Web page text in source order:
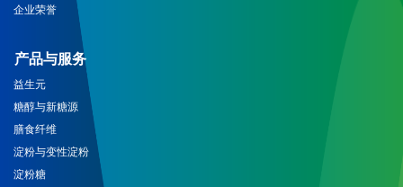
企业荣誉
产品与服务
益生元
糖醇与新糖源
膳食纤维
淀粉与变性淀粉
淀粉糖